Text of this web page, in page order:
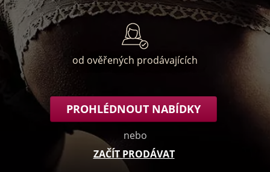
od ověřených prodávajících
PROHLÉDNOUT NABÍDKY
nebo
ZAČÍT PRODÁVAT